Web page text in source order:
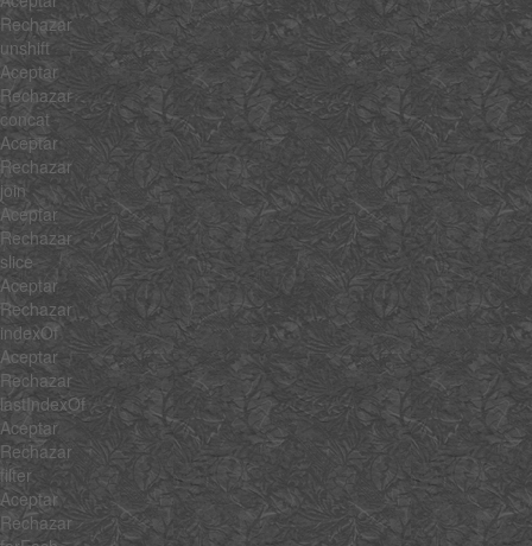
Rechazar
unshift
Aceptar
Rechazar
concat
Aceptar
Rechazar
join
Aceptar
Rechazar
slice
Aceptar
Rechazar
indexOf
Aceptar
Rechazar
lastIndexOf
Aceptar
Rechazar
filter
Aceptar
Rechazar